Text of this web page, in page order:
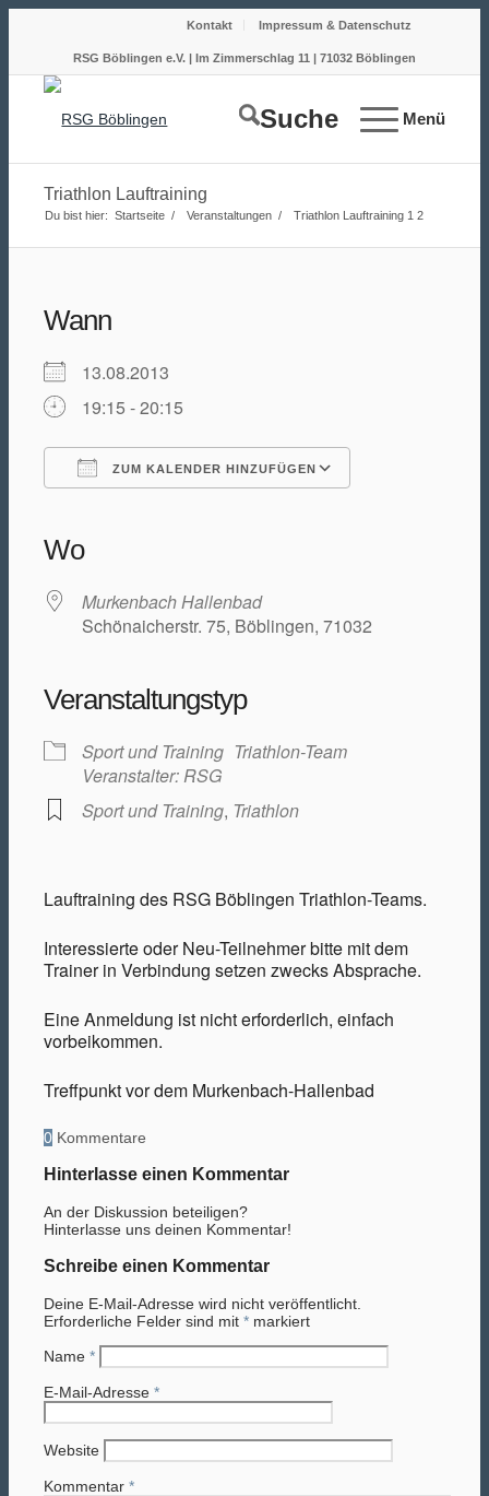
Kontakt Impressum & Datenschutz
RSG Böblingen e.V. | Im Zimmerschlag 11 | 71032 Böblingen
Suche Menü
Triathlon Lauftraining
Du bist hier: Startseite 1
/ Veranstaltungen 2
/ Triathlon Lauftraining
Wann
13.08.2013
19:15 - 20:15
ZUM KALENDER HINZUFÜGEN
Wo
Murkenbach Hallenbad
Schönaicherstr. 75, Böblingen, 71032
Veranstaltungstyp
Sport und Training Triathlon-Team
Veranstalter: RSG
Sport und Training, Triathlon
Lauftraining des RSG Böblingen Triathlon-Teams.
Interessierte oder Neu-Teilnehmer bitte mit dem
Trainer in Verbindung setzen zwecks Absprache.
Eine Anmeldung ist nicht erforderlich, einfach
vorbeikommen.
Treffpunkt vor dem Murkenbach-Hallenbad
0 Kommentare
Hinterlasse einen Kommentar
An der Diskussion beteiligen?
Hinterlasse uns deinen Kommentar!
Schreibe einen Kommentar
Deine E-Mail-Adresse wird nicht veröffentlicht.
Erforderliche Felder sind mit* markiert
Name*
E-Mail-Adresse*
Website
Kommentar*